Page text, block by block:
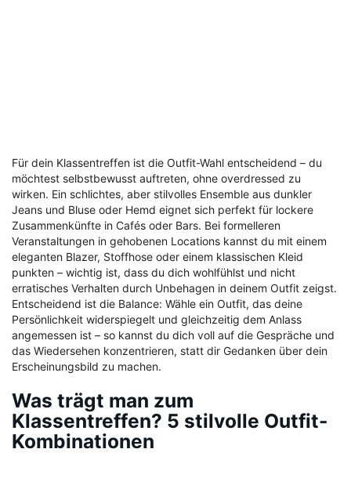
Für dein Klassentreffen ist die Outfit-Wahl entscheidend – du
möchtest selbstbewusst auftreten, ohne overdressed zu
wirken. Ein schlichtes, aber stilvolles Ensemble aus dunkler
Jeans und Bluse oder Hemd eignet sich perfekt für lockere
Zusammenkünfte in Cafés oder Bars. Bei formelleren
Veranstaltungen in gehobenen Locations kannst du mit einem
eleganten Blazer, Stoffhose oder einem klassischen Kleid
punkten – wichtig ist, dass du dich wohlfühlst und nicht
erratisches Verhalten durch Unbehagen in deinem Outfit zeigst.
Entscheidend ist die Balance: Wähle ein Outfit, das deine
Persönlichkeit widerspiegelt und gleichzeitig dem Anlass
angemessen ist – so kannst du dich voll auf die Gespräche und
das Wiedersehen konzentrieren, statt dir Gedanken über dein
Erscheinungsbild zu machen.
Was trägt man zum
Klassentreffen? 5 stilvolle Outfit-
Kombinationen